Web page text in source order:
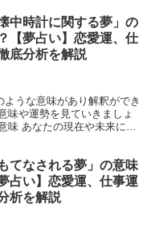
中時計に関する夢」の
【夢占い】恋愛運、仕
底分析を解説
ような意味があり解釈ができ
味や運勢を見ていきましょ
味 あなたの現在や未来に関
てなされる夢」の意味
占い】恋愛運、仕事運
析を解説